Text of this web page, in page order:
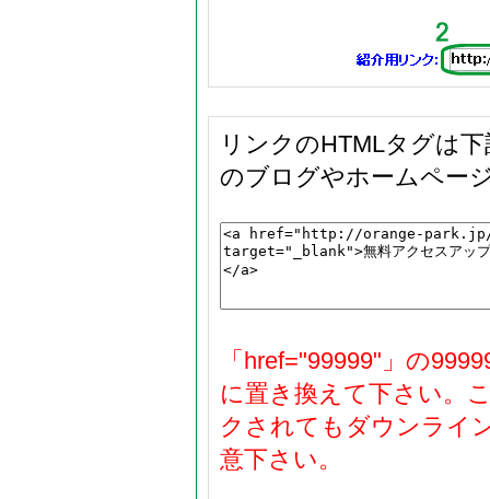
リンクのHTMLタグは
のブログやホームペー
「href="99999"」の
に置き換えて下さい。
クされてもダウンライ
意下さい。